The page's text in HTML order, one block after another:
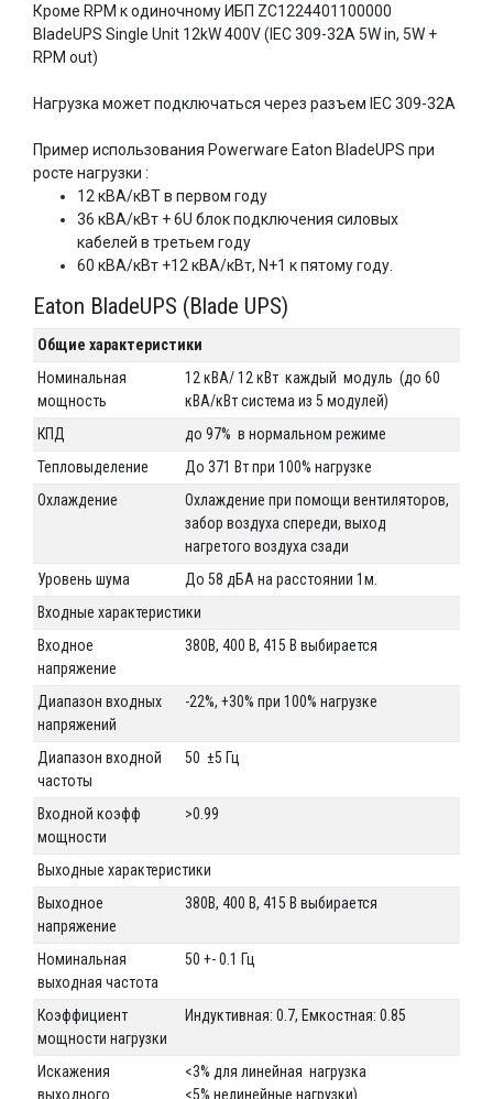
Кроме RPM к одиночному ИБП ZC1224401100000
BladeUPS Single Unit 12kW 400V (IEC 309-32A 5W in, 5W +
RPM out)
Нагрузка может подключаться через разъем IEC 309-32A
Пример использования Powerware Eaton BladeUPS при
росте нагрузки :
12 кВА/кВТ в первом году
36 кВА/кВт + 6U блок подключения силовых
кабелей в третьем году
60 кВА/кВт +12 кВА/кВт, N+1 к пятому году.
Eaton BladeUPS (Blade UPS)
Общие характеристики
Номинальная
мощность
12 кВА/ 12 кВт каждый модуль (до 60
кВА/кВт система из 5 модулей)
КПД
до 97% в нормальном режиме
Тепловыделение
До 371 Вт при 100% нагрузке
Охлаждение
Охлаждение при помощи вентиляторов,
забор воздуха спереди, выход
нагретого воздуха сзади
Уровень шума
До 58 дБА на расстоянии 1м.
Входные характеристики
Входное
напряжение
380В, 400 В, 415 В выбирается
Диапазон входных
напряжений
-22%, +30% при 100% нагрузке
Диапазон входной
частоты
50 ±5 Гц
Входной коэфф
мощности
>0.99
Выходные характеристики
Выходное
напряжение
380В, 400 В, 415 В выбирается
Номинальная
выходная частота
50 +- 0.1 Гц
Коэффициент
мощности нагрузки
Индуктивная: 0.7, Емкостная: 0.85
Искажения
выходного
<3% для линейная нагрузка
<5% нелинейные нагрузки)